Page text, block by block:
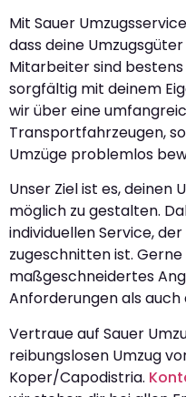
Mit Sauer
dass deine
Mitarbeiter sind
sorgfältig mit deinem
wir über eine
Transportfahrzeugen,
Umzüge problemlos
Unser Ziel ist es, deinen
möglich zu gestalten.
individuellen Service,
zugeschnitten ist.
maßgeschneidertes
Anforderungen als
Vertraue auf Sauer
reibungslosen Umzug
Koper/Capodistria.